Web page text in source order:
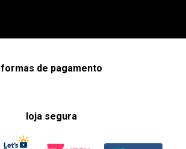
formas de pagamento
loja segura